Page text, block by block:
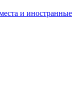
и иностранные